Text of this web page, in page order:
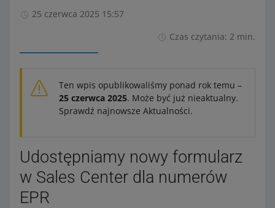
25 czerwca 2025 15:57
Czas czytania: 2 min.
Ten wpis opublikowaliśmy ponad rok temu –
25 czerwca 2025. Może być już nieaktualny.
Sprawdź najnowsze Aktualności.
Udostępniamy nowy formularz
w Sales Center dla numerów
EPR